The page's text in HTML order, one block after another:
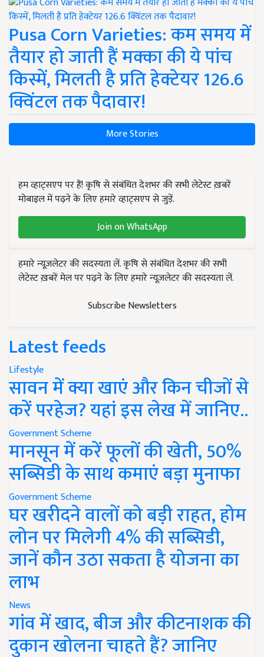
Pusa Corn Varieties: कम समय में
तैयार हो जाती हैं मक्का की ये पांच
किस्में, मिलती है प्रति हेक्टेयर 126.6
क्विंटल तक पैदावार!
More Stories
हम व्हाट्सएप पर हैं! कृषि से संबंधित देशभर की सभी लेटेस्ट ख़बरें
मोबाइल में पढ़ने के लिए हमारे व्हाट्सएप से जुड़ें.
Join on WhatsApp
हमारे न्यूज़लेटर की सदस्यता लें. कृषि से संबंधित देशभर की सभी
लेटेस्ट ख़बरें मेल पर पढ़ने के लिए हमारे न्यूज़लेटर की सदस्यता लें.
Subscribe Newsletters
Latest feeds
Lifestyle
सावन में क्या खाएं और किन चीजों से
करें परहेज? यहां इस लेख में जानिए..
Government Scheme
मानसून में करें फूलों की खेती, 50%
सब्सिडी के साथ कमाएं बड़ा मुनाफा
Government Scheme
घर खरीदने वालों को बड़ी राहत, होम
लोन पर मिलेगी 4% की सब्सिडी,
जानें कौन उठा सकता है योजना का
लाभ
News
गांव में खाद, बीज और कीटनाशक की
दुकान खोलना चाहते हैं? जानिए